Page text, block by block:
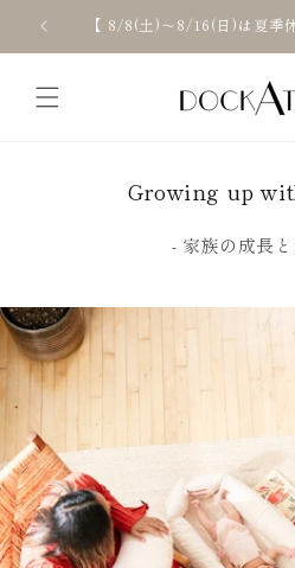
ンツに
進む
【 8/8(土)～8/16(日)は夏季
Growing up
- 家族の成長